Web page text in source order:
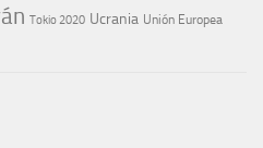
Tokio 2020 Ucrania Unión Europea